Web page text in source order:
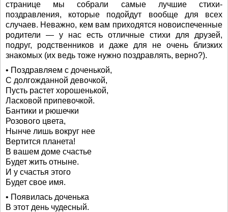
странице мы собрали самые лучшие стихи-
поздравления, которые подойдут вообще для всех
случаев. Неважно, кем вам приходятся новоиспеченные
родители — у нас есть отличные стихи для друзей,
подруг, родственников и даже для не очень близких
знакомых (их ведь тоже нужно поздравлять, верно?).
• Поздравляем с доченькой,
С долгожданной девочкой,
Пусть растет хорошенькой,
Ласковой припевочкой.
Бантики и рюшечки
Розового цвета,
Нынче лишь вокруг нее
Вертится планета!
В вашем доме счастье
Будет жить отныне.
И у счастья этого
Будет свое имя.
• Появилась доченька
В этот день чудесный.